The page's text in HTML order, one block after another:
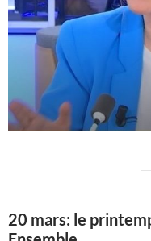
20 mars: le